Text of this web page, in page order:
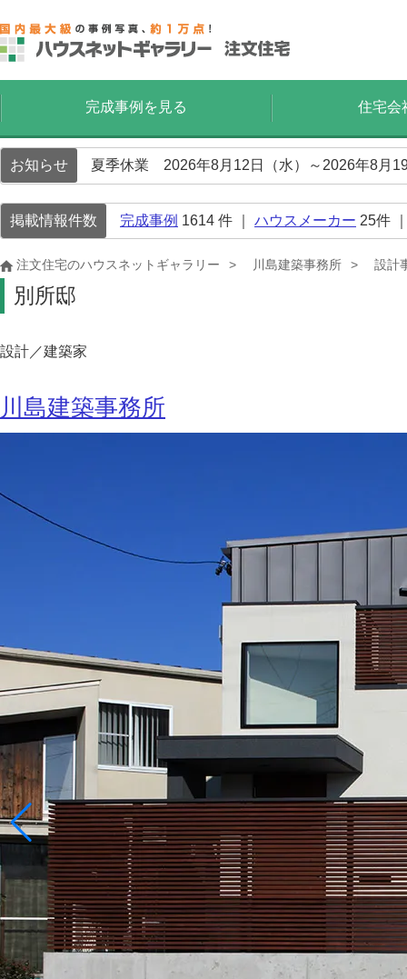
完成事例を見る 住宅会
お知らせ 夏季休業 2026年8月12日（水）～2026年8月
掲載情報件数 完成事例 1614 件 ｜ ハウスメーカー 25件
注文住宅のハウスネットギャラリー 川島建築事務所 設計
別所邸
設計／建築家
川島建築事務所